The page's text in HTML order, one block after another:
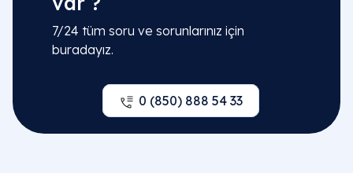
7/24 tüm soru ve sorunlarınız için
buradayız.
0 (850) 888 54 33